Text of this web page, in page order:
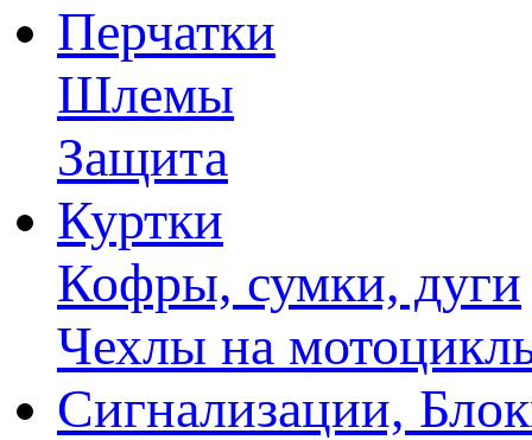
Перчатки
Шлемы
Защита
Куртки
Кофры, сумки, дуги
Чехлы на
Сигнализации,